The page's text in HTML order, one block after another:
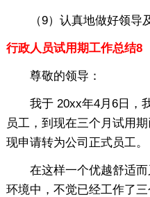
（9）认真地做好领导及
行政人员试用期工作总结8
尊敬的领导：
我于 20xx年4月6日，我
员工，到现在三个月试用
现申请转为公司正式员工。
在这样一个优越舒适而
环境中，不觉已经工作了